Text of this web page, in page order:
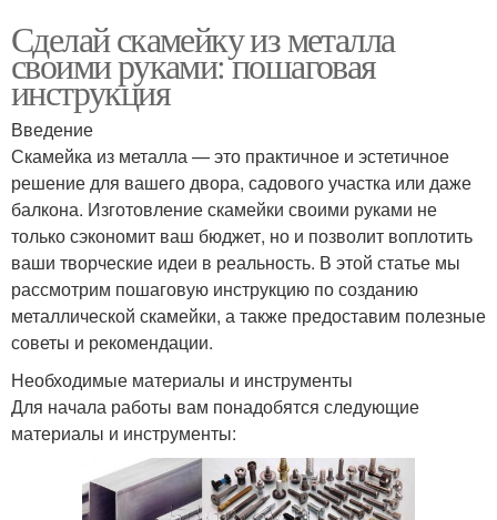
Сделай скамейку из металла
своими руками: пошаговая
инструкция
Введение
Скамейка из металла — это практичное и эстетичное
решение для вашего двора, садового участка или даже
балкона. Изготовление скамейки своими руками не
только сэкономит ваш бюджет, но и позволит воплотить
ваши творческие идеи в реальность. В этой статье мы
рассмотрим пошаговую инструкцию по созданию
металлической скамейки, а также предоставим полезные
советы и рекомендации.
Необходимые материалы и инструменты
Для начала работы вам понадобятся следующие
материалы и инструменты: